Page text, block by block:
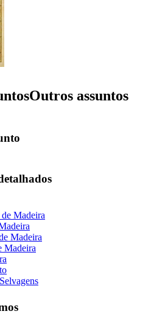
Outros assuntos
Madeira
Madeira
Madeira